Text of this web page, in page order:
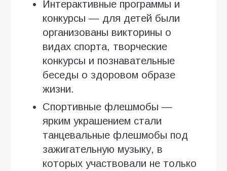
Интерактивные программы и
конкурсы — для детей были
организованы викторины о
видах спорта, творческие
конкурсы и познавательные
беседы о здоровом образе
жизни.
Спортивные флешмобы —
ярким украшением стали
танцевальные флешмобы под
зажигательную музыку, в
которых участвовали не только